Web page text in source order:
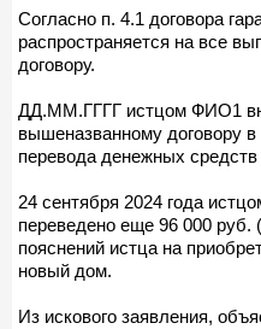
Согласно п. 4.1 договора
распространяется на все
договору.
ДД.ММ.ГГГГ истцом ФИО1
вышеназванному договору
перевода денежных средств
24 сентября 2024 года
переведено еще 96 000 руб.
пояснений истца на
новый дом.
Из искового заявления,